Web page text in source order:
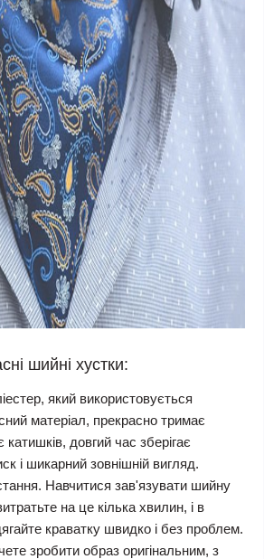
шийні хустки:
який використовується
матеріал, прекрасно тримає
довгий час зберігає
і шикарний зовнішній вигляд.
Навчитися зав'язувати шийну
на це кілька хвилин, і в
краватку швидко і без проблем.
зробити образ оригінальним, з